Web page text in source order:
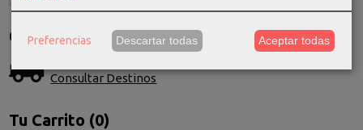
Costes de Envío
Consultar Destinos
Tu Carrito (0)
Preferencias Descartar todas Aceptar todas